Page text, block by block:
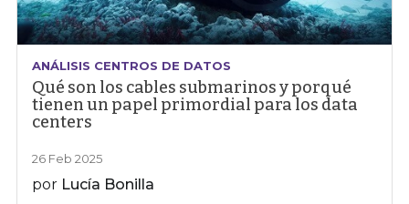
ANÁLISIS CENTROS DE DATOS
Qué son los cables submarinos y porqué
tienen un papel primordial para los data
centers
26 Feb 2025
por Lucía Bonilla